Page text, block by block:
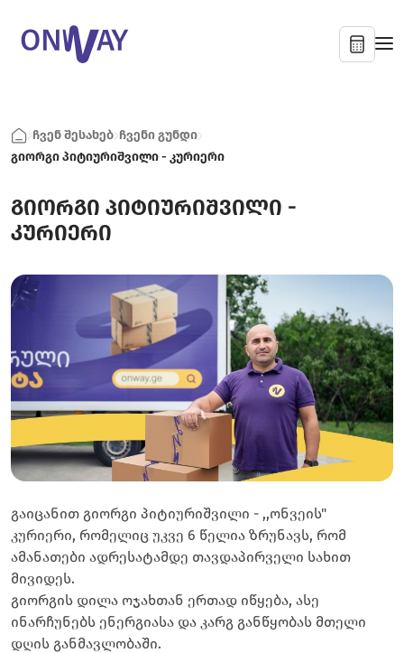
ჩვენ შესახებ ჩვენი გუნდი
გიორგი პიტიურიშვილი - კურიერი
გიორგი პიტიურიშვილი -
კურიერი
გაიცანით გიორგი პიტიურიშვილი - ,,ონვეის"
კურიერი, რომელიც უკვე 6 წელია ზრუნავს, რომ
ამანათები ადრესატამდე თავდაპირველი სახით
მივიდეს.
გიორგის დილა ოჯახთან ერთად იწყება, ასე
ინარჩუნებს ენერგიასა და კარგ განწყობას მთელი
დღის განმავლობაში.